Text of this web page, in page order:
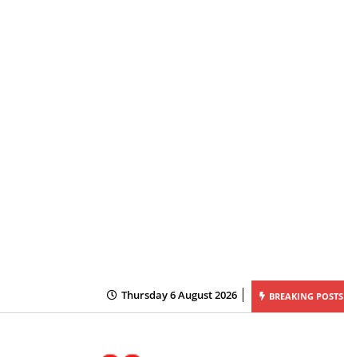
Thursday 6 August 2026 BREAKING POSTS